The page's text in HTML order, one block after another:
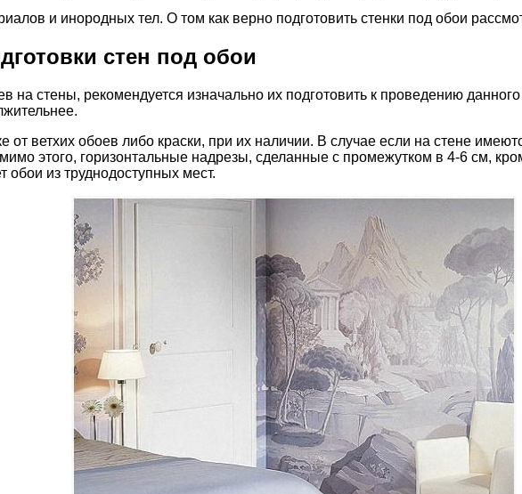
и инородных тел. О том как верно подготовить стенки под обои
стен под обои
на стены, рекомендуется изначально их подготовить к проведению
ветхих обоев либо краски, при их наличии. В случае если на стене
этого, горизонтальные надрезы, сделанные с промежутком в 4-6 см,
обои из труднодоступных мест.